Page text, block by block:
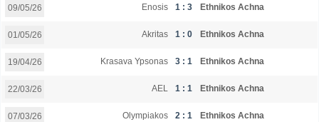
09/05/26 Enosis 1 : 3 Ethnikos Achna
01/05/26 Akritas 1 : 0 Ethnikos Achna
19/04/26 Krasava Ypsonas 3 : 1 Ethnikos Achna
22/03/26 AEL 1 : 1 Ethnikos Achna
07/03/26 Olympiakos 2 : 1 Ethnikos Achna